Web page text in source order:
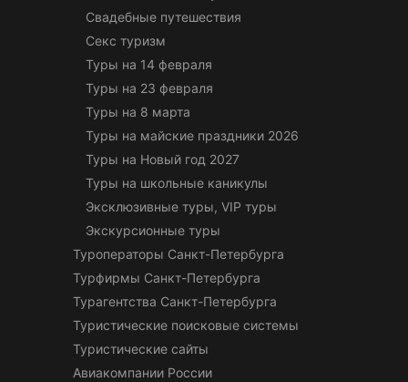
Свадебные путешествия
Секс туризм
Туры на 14 февраля
Туры на 23 февраля
Туры на 8 марта
Туры на майские праздники 2026
Туры на Новый год 2027
Туры на школьные каникулы
Эксклюзивные туры, VIP туры
Экскурсионные туры
Туроператоры Санкт-Петербурга
Турфирмы Санкт-Петербурга
Турагентства Санкт-Петербурга
Туристические поисковые системы
Туристические сайты
Авиакомпании России